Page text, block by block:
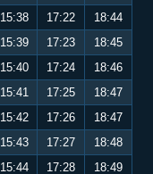
15:38 17:22
18:44
15:39 17:23
18:45
15:40 17:24
18:46
15:41 17:25
18:47
15:42 17:26
18:47
15:43 17:27
18:48
15:44 17:28
18:49